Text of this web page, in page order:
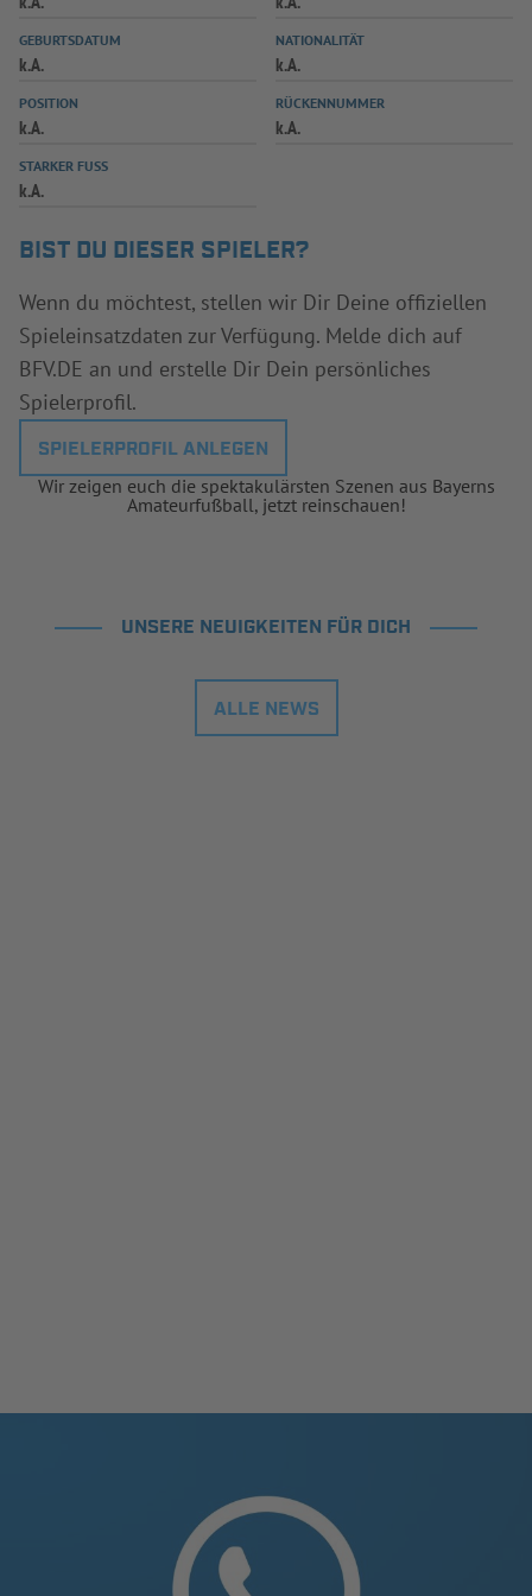
SPIELPLUS
GEBURTSDATUM
k.A.
NATIONALITÄT
k.A.
POSITION
k.A.
RÜCKENNUMMER
k.A.
STARKER FUSS
k.A.
BIST DU DIESER SPIELER?
Wenn du möchtest, stellen wir Dir Deine offiziellen
Spieleinsatzdaten zur Verfügung. Melde dich auf
BFV.DE an und erstelle Dir Dein persönliches
Spielerprofil.
SPIELERPROFIL ANLEGEN
Wir zeigen euch die spektakulärsten Szenen aus Bayerns
Amateurfußball, jetzt reinschauen!
UNSERE NEUIGKEITEN FÜR DICH
ALLE NEWS